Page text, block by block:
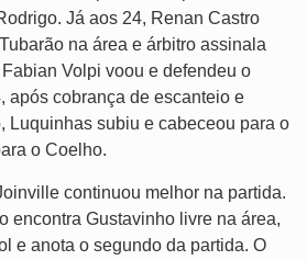
Já aos 24, Renan Castro
na área e árbitro assinala
Volpi voou e defendeu o
após cobrança de escanteio e
Luquinhas subiu e cabeceou para o
o Coelho.
continuou melhor na partida.
encontra Gustavinho livre na área,
e anota o segundo da partida. O